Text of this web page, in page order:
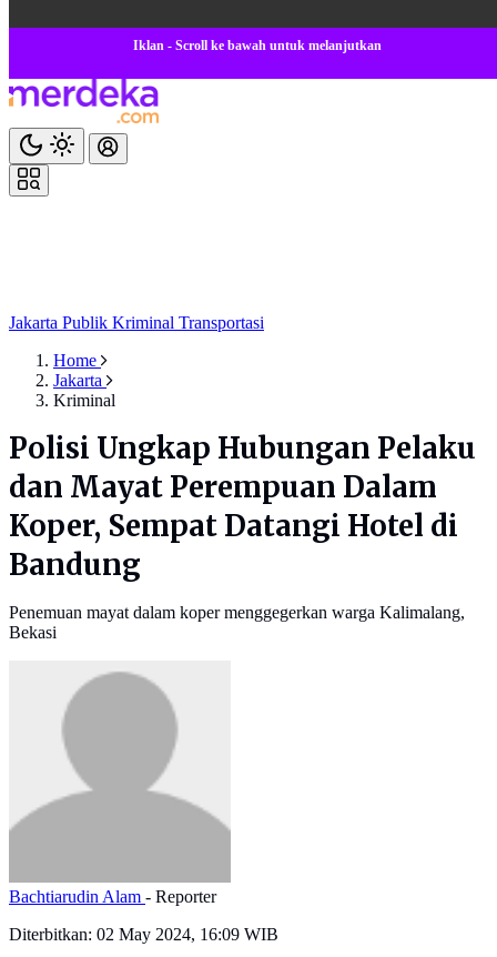
Iklan - Scroll ke bawah untuk melanjutkan
Jakarta Publik Kriminal Transportasi
Home
Jakarta
Kriminal
Polisi Ungkap Hubungan Pelaku
dan Mayat Perempuan Dalam
Koper, Sempat Datangi Hotel di
Bandung
Penemuan mayat dalam koper menggegerkan warga Kalimalang,
Bekasi
Bachtiarudin Alam - Reporter
Diterbitkan: 02 May 2024, 16:09 WIB